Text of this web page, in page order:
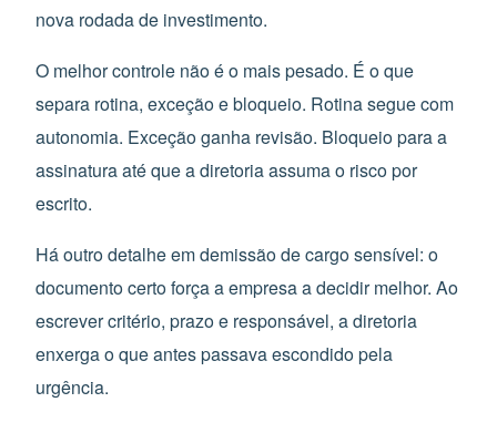
nova rodada de investimento.
O melhor controle não é o mais pesado. É o que
separa rotina, exceção e bloqueio. Rotina segue com
autonomia. Exceção ganha revisão. Bloqueio para a
assinatura até que a diretoria assuma o risco por
escrito.
Há outro detalhe em demissão de cargo sensível: o
documento certo força a empresa a decidir melhor. Ao
escrever critério, prazo e responsável, a diretoria
enxerga o que antes passava escondido pela
urgência.